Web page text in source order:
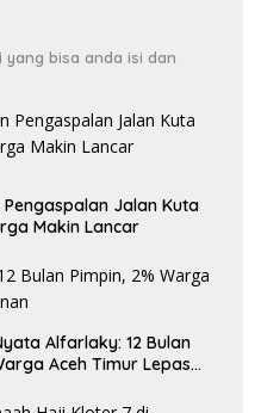
yang bisa anda isi dan
Jalan Kuta
Makin Lancar
Alfarlaky: 12 Bulan
Aceh Timur Lepas